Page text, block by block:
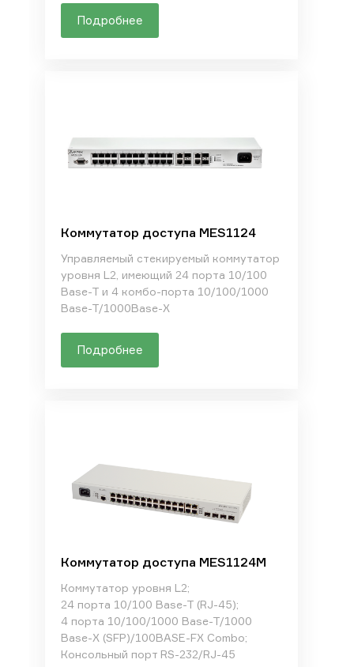
Подробнее
Коммутатор доступа MES1124
Управляемый стекируемый коммутатор
уровня L2, имеющий 24 порта 10/100
Base-T и 4 комбо-порта 10/100/1000
Base-T/1000Base-X
Подробнее
Коммутатор доступа MES1124M
Коммутатор уровня L2;
24 порта 10/100 Base-T (RJ-45);
4 порта 10/100/1000 Base-T/1000
Base-X (SFP)/100BASE-FX Combo;
Консольный порт RS-232/RJ-45